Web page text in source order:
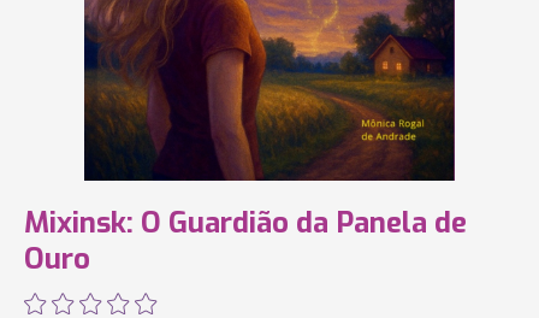
Mixinsk: O Guardião da Panela de
Ouro